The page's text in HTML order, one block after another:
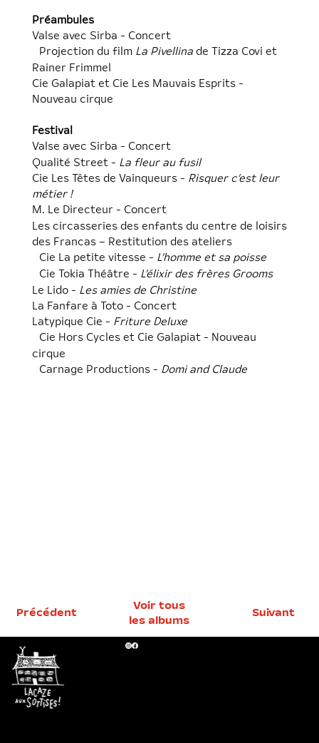
Préambules
Valse avec Sirba - Concert
Projection du film La Pivellina de Tizza Covi et
Rainer Frimmel
Cie Galapiat et Cie Les Mauvais Esprits -
Nouveau cirque
Festival
Valse avec Sirba - Concert
Qualité Street - La fleur au fusil
Cie Les Têtes de Vainqueurs - Risquer c’est leur
métier !
M. Le Directeur - Concert
Les circasseries des enfants du centre de loisirs
des Francas – Restitution des ateliers
Cie La petite vitesse - L’homme et sa poisse
Cie Tokia Théâtre - L’élixir des frères Grooms
Le Lido - Les amies de Christine
La Fanfare à Toto - Concert
Latypique Cie - Friture Deluxe
Cie Hors Cycles et Cie Galapiat - Nouveau
cirque
Carnage Productions - Domi and Claude
Précédent Suivant
Voir tous
les albums